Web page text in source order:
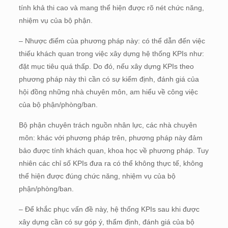
tính khả thi cao và mang thể hiện được rõ nét chức năng,
nhiệm vụ của bộ phận.
– Nhược điểm của phương pháp này: có thể dẫn đến việc
thiếu khách quan trong việc xây dựng hệ thống KPIs như:
đặt mục tiêu quá thấp. Do đó, nếu xây dựng KPIs theo
phương pháp này thì cần có sự kiểm định, đánh giá của
hội đồng những nhà chuyên môn, am hiểu về công việc
của bộ phận/phòng/ban.
Bộ phận chuyên trách nguồn nhân lực, các nhà chuyên
môn: khác với phương pháp trên, phương pháp này đảm
bảo được tính khách quan, khoa học về phương pháp. Tuy
nhiên các chỉ số KPIs đưa ra có thể không thực tế, không
thể hiện được đúng chức năng, nhiệm vụ của bộ
phận/phòng/ban.
– Để khắc phục vấn đề này, hệ thống KPIs sau khi được
xây dựng cần có sự góp ý, thẩm định, đánh giá của bộ